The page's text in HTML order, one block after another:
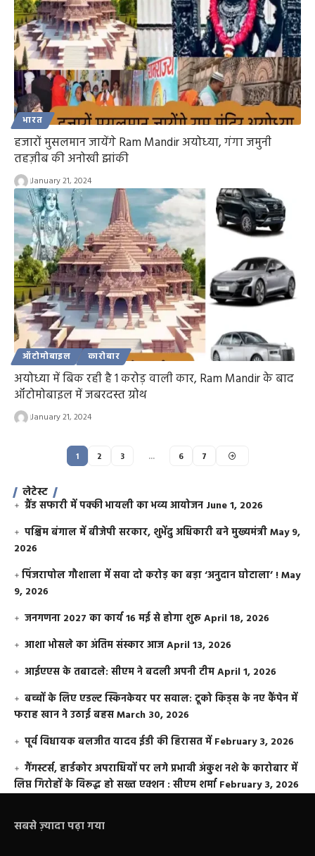
भारत
हजारों मुसलमान जायेंगे Ram Mandir अयोध्‍या, गंगा जमुनी
तहज़ीब की अनोखी झांकी
January 21, 2024
ऑटोमोबाइल कारोबार
अयोध्या में बिक रही है 1 करोड़ वाली कार, Ram Mandir के बाद
ऑटोमोबाइल में जबरदस्त ग्रोथ
January 21, 2024
1 2 3 6 7
लेटेस्ट
ग्रैंड सफारी में पक्की भायली का भव्य आयोजन June 1, 2026
पश्चिम बंगाल में बीजेपी सरकार, शुभेंदु अधिकारी बने मुख्यमंत्रीMay 9,
2026
​पिंजरापोल गौशाला में सवा दो करोड़ का बड़ा ‘अनुदान घोटाला’ !May
9, 2026
जनगणना 2027 का कार्य 16 मई से होगा शुरूApril 18, 2026
आशा भोसले का अंतिम संस्कार आजApril 13, 2026
आईएएस के तबादले: सीएम ने बदली अपनी टीमApril 1, 2026
बच्चों के लिए एडल्ट स्किनकेयर पर सवाल: टूको किड्स के नए कैंपेन में
फराह खान ने उठाई बहसMarch 30, 2026
पूर्व विधायक बलजीत यादव ईडी की हिरासत में February 3, 2026
गैंगस्टर्स, हार्डकोर अपराधियों पर लगे प्रभावी अंकुश नशे के कारोबार में
लिप्त गिरोहों के विरूद्ध हो सख्त एक्शन : सीएम शर्मा February 3, 2026
सबसे ज़्यादा पढ़ा गया